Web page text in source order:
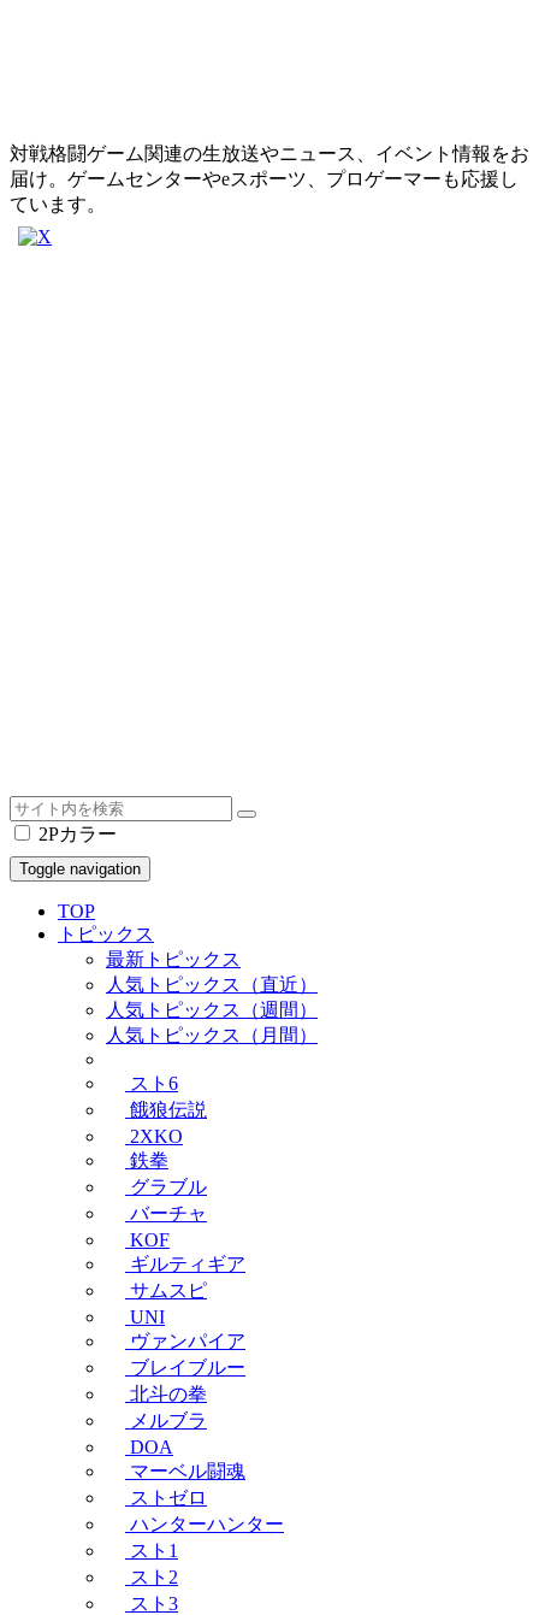
対戦格闘ゲーム関連の生放送やニュース、イベント情報をお
届け。ゲームセンターやeスポーツ、プロゲーマーも応援し
ています。
2Pカラー
Toggle navigation
TOP
トピックス
最新トピックス
人気トピックス（直近）
人気トピックス（週間）
人気トピックス（月間）
スト6
餓狼伝説
2XKO
鉄拳
グラブル
バーチャ
KOF
ギルティギア
サムスピ
UNI
ヴァンパイア
ブレイブルー
北斗の拳
メルブラ
DOA
マーベル闘魂
ストゼロ
ハンターハンター
スト1
スト2
スト3